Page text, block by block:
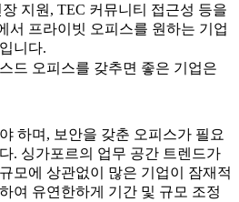
지원, TEC 커뮤니티 접근성 등을
서 프라이빗 오피스를 원하는 기업
니다.
드 오피스를 갖추면 좋은 기업은
하며, 보안을 갖춘 오피스가 필요
. 싱가포르의 업무 공간 트렌드가
모에 상관없이 많은 기업이 잠재적
여 유연한하게 기간 및 규모 조정